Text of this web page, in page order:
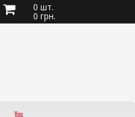
0 шт.
0 грн.